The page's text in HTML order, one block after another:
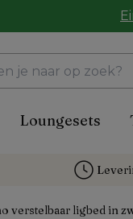
Loungesets
verstelbaar ligbed in